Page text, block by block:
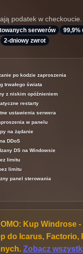
podatek w checkoucie.
serwerów
99,9%
2-dniowy zwrot
po kodzie zaproszenia
trwałego świata
z niskim opóźnieniem
restarty
ustawienia serwera
w panelu
na żądanie
DDoS
DS na Windowsie
limitu
limitu
panel sterowania
Kup Windrose
do Icarus, Factorio,
Zobacz